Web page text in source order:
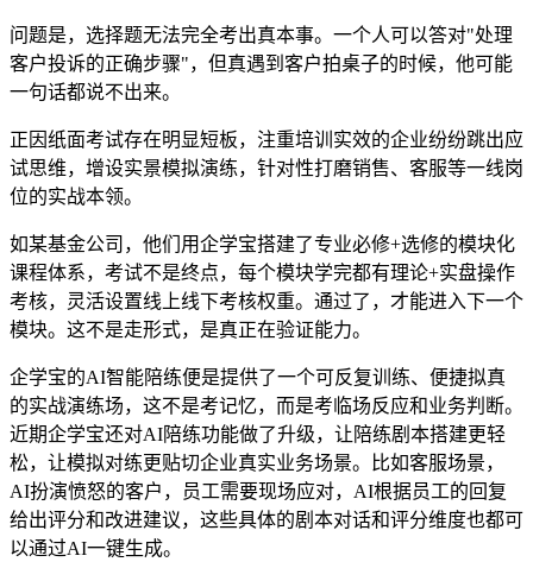
问题是，选择题无法完全考出真本事。一个人可以答对"处理
客户投诉的正确步骤"，但真遇到客户拍桌子的时候，他可能
一句话都说不出来。
正因纸面考试存在明显短板，注重培训实效的企业纷纷跳出应
试思维，增设实景模拟演练，针对性打磨销售、客服等一线岗
位的实战本领。
如某基金公司 ， 他们用企学宝搭建了专业必修+选修的模块化
课程体系，考试不是终点，每个模块学完都有理论+实盘操作
考核，灵活设置线上线下考核权重。通过了，才能进入下一个
模块。这不是走形式，是真正在验证能力。
企学宝的AI智能陪练便是提供了一个可反复训练、便捷拟真
的实战演练场，这不是考记忆，而是考临场反应和业务判断。
近期企学宝还对AI陪练功能做了升级， 让陪练剧本搭建更轻
松，让模拟对练更贴切企业真实业务场景。比如客服场景，
AI扮演愤怒的客户，员工需要现场应对，AI根据员工的回复
给出评分和改进建议， 这些具体的剧本对话和评分维度也都可
以通过AI一键生成。